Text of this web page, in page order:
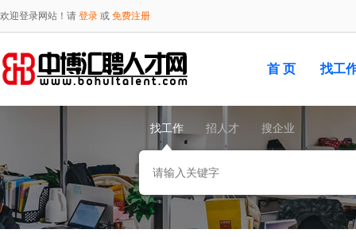
欢迎登录网站！请 登录 或 免费注册
首 页 找工
找工作 招人才 搜企业